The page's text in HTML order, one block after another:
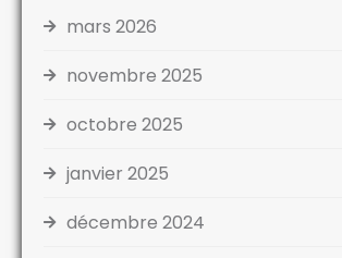
mars 2026
novembre 2025
octobre 2025
janvier 2025
décembre 2024